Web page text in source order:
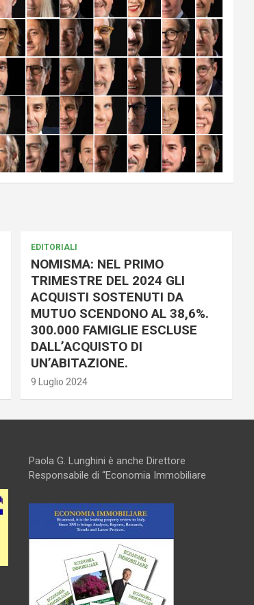
EDITORIALI
NOMISMA: NEL PRIMO
TRIMESTRE DEL 2024 GLI
ACQUISTI SOSTENUTI DA
MUTUO SCENDONO AL 38,6%.
300.000 FAMIGLIE ESCLUSE
DALL’ACQUISTO DI
UN’ABITAZIONE.
9 Luglio 2024
Paola G. Lunghini è anche Direttore
Responsabile di “Economia Immobiliare